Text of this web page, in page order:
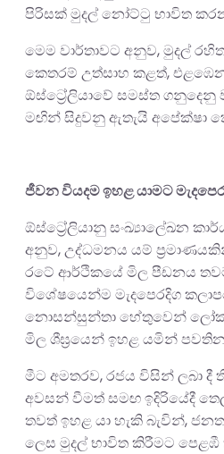
පිරිසක් මුදල් නෝට්ටු භාවිත
මෙම වාර්තාවට අනුව, මුදල්
කෙතරම් උත්සාහ කළත්,
ඕස්ට්‍රේලියාවේ සමස්ත ගනුදෙනු
මඟින් සිදුවනු ඇතැයි අපේක්ෂා
ජීවන වියදම ඉහළ යාමට
ඕස්ට්‍රේලියානු සංඛ්‍යාලේඛන
අනුව, උද්ධමනය යම්
රටේ ආර්ථිකයේ මිල පීඩනය
විශේෂයෙන්ම මැදපෙරදිග
නොසන්සුන්තා හේතුවෙන්
මිල ශීඝ්‍රයෙන් ඉහළ යමින්
මීට අමතරව, රජය විසින් ලබා දී
අවසන් වීමත් සමඟ ඉදිරියේදී
තවත් ඉහළ යා හැකි බැවින්,
ලෙස මුදල් භාවිත කිරීමට පෙළඹී